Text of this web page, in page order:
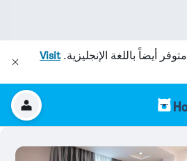
متوفر أيضاً باللغة الإنجليزية.Visit